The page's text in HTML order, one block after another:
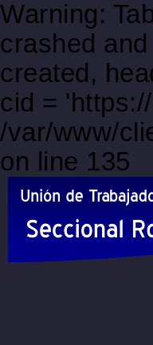
Warning:
crashed
created,
cid =
/var/www/
on line 135